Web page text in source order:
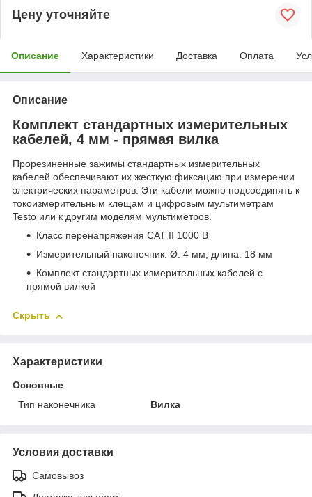
Цену уточняйте
Описание Характеристики Доставка Оплата
Описание
Комплект стандартных измерительных
кабелей, 4 мм - прямая вилка
Прорезиненные зажимы стандартных измерительных
кабелей обеспечивают их жесткую фиксацию при измерении
электрических параметров. Эти кабели можно подсоединять к
токоизмерительным клещам и цифровым мультиметрам
Testo или к другим моделям мультиметров.
Класс перенапряжения CAT II 1000 В
Измерительный наконечник: Ø: 4 мм; длина: 18 мм
Комплект стандартных измерительных кабелей с
прямой вилкой
Скрыть
Характеристики
Основные
Тип наконечника
Вилка
Условия доставки
Самовывоз